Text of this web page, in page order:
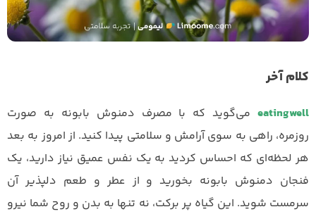
کلام آخر
eatingwell می‌گوید که با مصرف دمنوش بابونه به صورت
روزمره، راهی به سوی آرامش و سلامتی پیدا کنید. از امروز به بعد
هر لحظه‌ای که احساس کردید به یک نفس عمیق نیاز دارید، یک
فنجان دمنوش بابونه بخورید و از عطر و طعم دلپذیر آن
سرمست شوید. این گیاه پر برکت، نه تنها به بدن و روح شما نیرو